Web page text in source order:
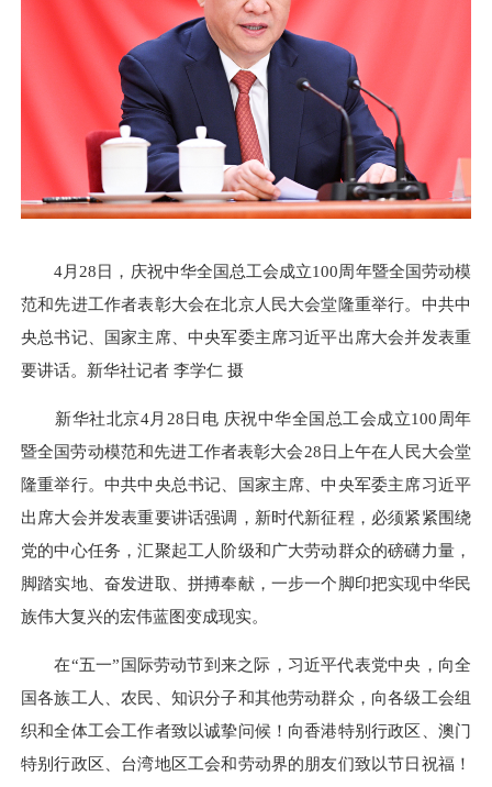
4月28日，庆祝中华全国总工会成立100周年暨全国劳动模
范和先进工作者表彰大会在北京人民大会堂隆重举行。中共中
央总书记、国家主席、中央军委主席习近平出席大会并发表重
要讲话。新华社记者 李学仁 摄
新华社北京4月28日电 庆祝中华全国总工会成立100周年
暨全国劳动模范和先进工作者表彰大会28日上午在人民大会堂
隆重举行。中共中央总书记、国家主席、中央军委主席习近平
出席大会并发表重要讲话强调，新时代新征程，必须紧紧围绕
党的中心任务，汇聚起工人阶级和广大劳动群众的磅礴力量，
脚踏实地、奋发进取、拼搏奉献，一步一个脚印把实现中华民
族伟大复兴的宏伟蓝图变成现实。
在“五一”国际劳动节到来之际，习近平代表党中央，向全
国各族工人、农民、知识分子和其他劳动群众，向各级工会组
织和全体工会工作者致以诚挚问候！向香港特别行政区、澳门
特别行政区、台湾地区工会和劳动界的朋友们致以节日祝福！